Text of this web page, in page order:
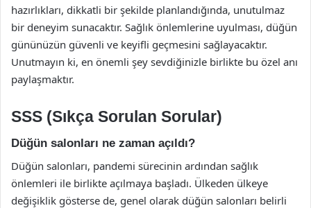
hazırlıkları, dikkatli bir şekilde planlandığında, unutulmaz
bir deneyim sunacaktır. Sağlık önlemlerine uyulması, düğün
gününüzün güvenli ve keyifli geçmesini sağlayacaktır.
Unutmayın ki, en önemli şey sevdiğinizle birlikte bu özel anı
paylaşmaktır.
SSS (Sıkça Sorulan Sorular)
Düğün salonları ne zaman açıldı?
Düğün salonları, pandemi sürecinin ardından sağlık
önlemleri ile birlikte açılmaya başladı. Ülkeden ülkeye
değişiklik gösterse de, genel olarak düğün salonları belirli